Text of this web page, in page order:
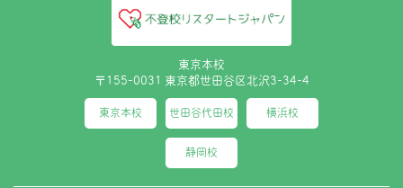
東京本校
〒155-0031 東京都世田谷区北沢3-34-4
東京本校 世田谷代田校 横浜校
静岡校